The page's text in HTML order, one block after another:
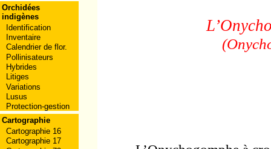
Orchidées
indigènes
Identification
Inventaire
Calendrier de flor.
Pollinisateurs
Hybrides
Litiges
Variations
Lusus
Protection-gestion
Cartographie
Cartographie 16
Cartographie 17